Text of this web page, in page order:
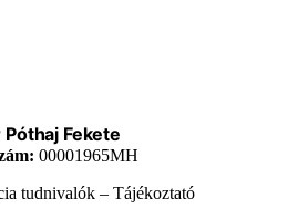
Fekete
00001965MH
tudnivalók – Tájékoztató